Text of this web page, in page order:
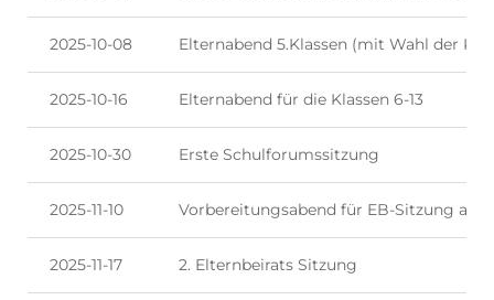
2025-10-08 Elternabend 5.Klassen (mit Wahl der
2025-10-16 Elternabend für die Klassen 6-13
2025-10-30 Erste Schulforumssitzung
2025-11-10 Vorbereitungsabend für EB-Sitzung am
2025-11-17 2. Elternbeirats Sitzung